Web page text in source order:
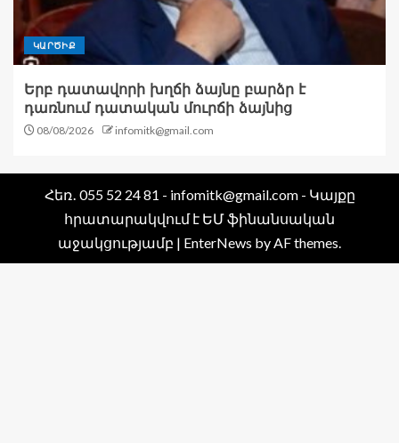
ԿԱՐԾԻՔ
Երբ դատավորի խղճի ձայնը բարձր է
դառնում դատական մուրճի ձայնից
08/08/2026 infomitk@gmail.com
Հեռ․ 055 52 24 81 - infomitk@gmail.com - Կայքը
հրատարակվում է ԵՄ ֆինանսական
աջակցությամբ | EnterNews by AF themes.